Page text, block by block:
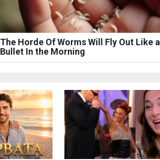
The Horde Of Worms Will Fly Out Like a
Bullet In the Morning